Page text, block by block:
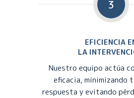
3
EFICIENCIA
LA
Nuestro equipo actúa
eficacia, minimizando
respuesta y evitando